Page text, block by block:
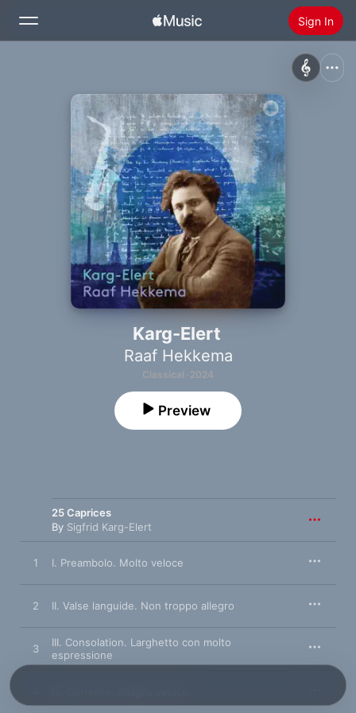
Sign In
Radio
Install Apple Music
Karg-Elert
Raaf Hekkema
Classical · 2024
Preview
25 Caprices
By Sigfrid Karg-Elert
1 I. Preambolo. Molto veloce
2 II. Valse languide. Non troppo allegro
3
III. Consolation. Larghetto con molto
espressione